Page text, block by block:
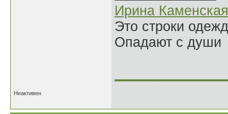
Ирина Каменская
Это строки
Опадают с души
Неактивен